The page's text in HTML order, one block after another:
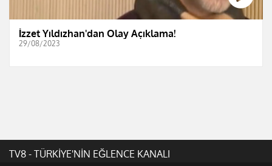
İzzet Yıldızhan'dan Olay Açıklama!
29/08/2023
TV8 - TÜRKİYE'NİN EĞLENCE KANALI